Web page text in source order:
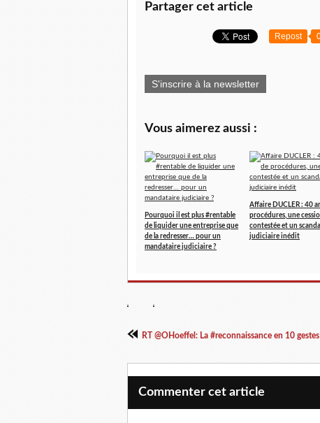
Partager cet article
Repost
S'inscrire à la newsletter
Vous aimerez aussi :
Pourquoi il est plus #rentable
de liquider une entreprise que
de la redresser… pour un
mandataire judiciaire ?
Affaire DUCLER : 40
procédures, une
contestée et un
judiciaire inédit
RT @OHoeffel: La #reconnaissance en 10
Commenter cet article